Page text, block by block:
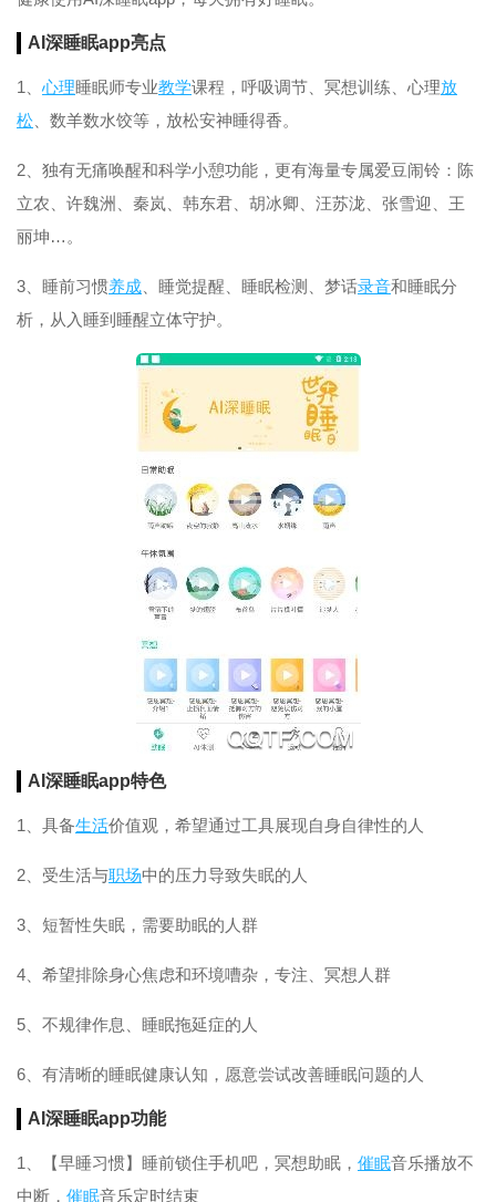
AI深睡眠app亮点
1、 心理睡眠师专业教学课程，呼吸调节、冥想训练、心理放
松 、数羊数水饺等，放松安神睡得香。
2、独有无痛唤醒和科学小憩功能，更有海量专属爱豆闹铃：陈
立农、许魏洲、秦岚、韩东君、胡冰卿、汪苏泷、张雪迎、王
丽坤…。
3、睡前习惯养成 、睡觉提醒、睡眠检测、梦话录音和睡眠分
析，从入睡到睡醒立体守护。
AI深睡眠app特色
1、具备生活价值观，希望通过工具展现自身自律性的人
2、受生活与职场中的压力导致失眠的人
3、短暂性失眠，需要助眠的人群
4、希望排除身心焦虑和环境嘈杂，专注、冥想人群
5、不规律作息、睡眠拖延症的人
6、有清晰的睡眠健康认知，愿意尝试改善睡眠问题的人
AI深睡眠app功能
1、【早睡习惯】睡前锁住手机吧，冥想助眠， 催眠音乐播放不
中断， 催眠音乐定时结束